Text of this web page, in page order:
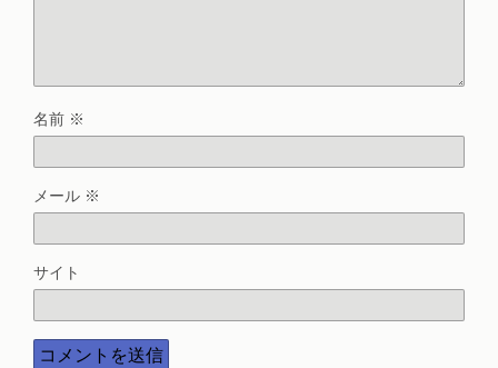
名前 ※
メール ※
サイト